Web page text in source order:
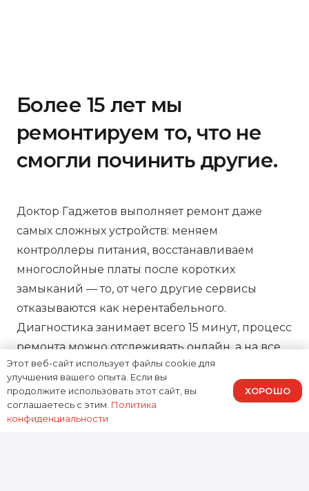
Более 15 лет мы
ремонтируем то, что не
смогли починить другие.
Доктор Гаджетов выполняет ремонт даже
самых сложных устройств: меняем
контроллеры питания, восстанавливаем
многослойные платы после коротких
замыканий — то, от чего другие сервисы
отказываются как нерентабельного.
Диагностика занимает всего 15 минут, процесс
ремонта можно отслеживать онлайн, а на все
работы предоставляем зафиксированную в
договоре гарантию, подтверждая нашу
ответственность за результат.
Этот веб-сайт использует файлы cookie для
улучшения вашего опыта. Если вы
продолжите использовать этот сайт, вы
соглашаетесь с этим. Политика
конфиденциальности
ХОРОШО